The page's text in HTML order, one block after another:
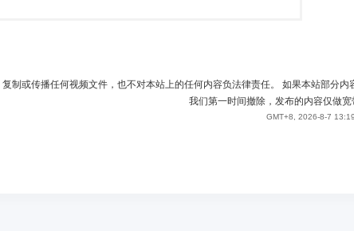
制或传播任何视频文件，也不对本站上的任何内容负法律责任。 如果本站部分
我们第一时间撤除，发布的内容仅做
GMT+8, 2026-8-7 13:19